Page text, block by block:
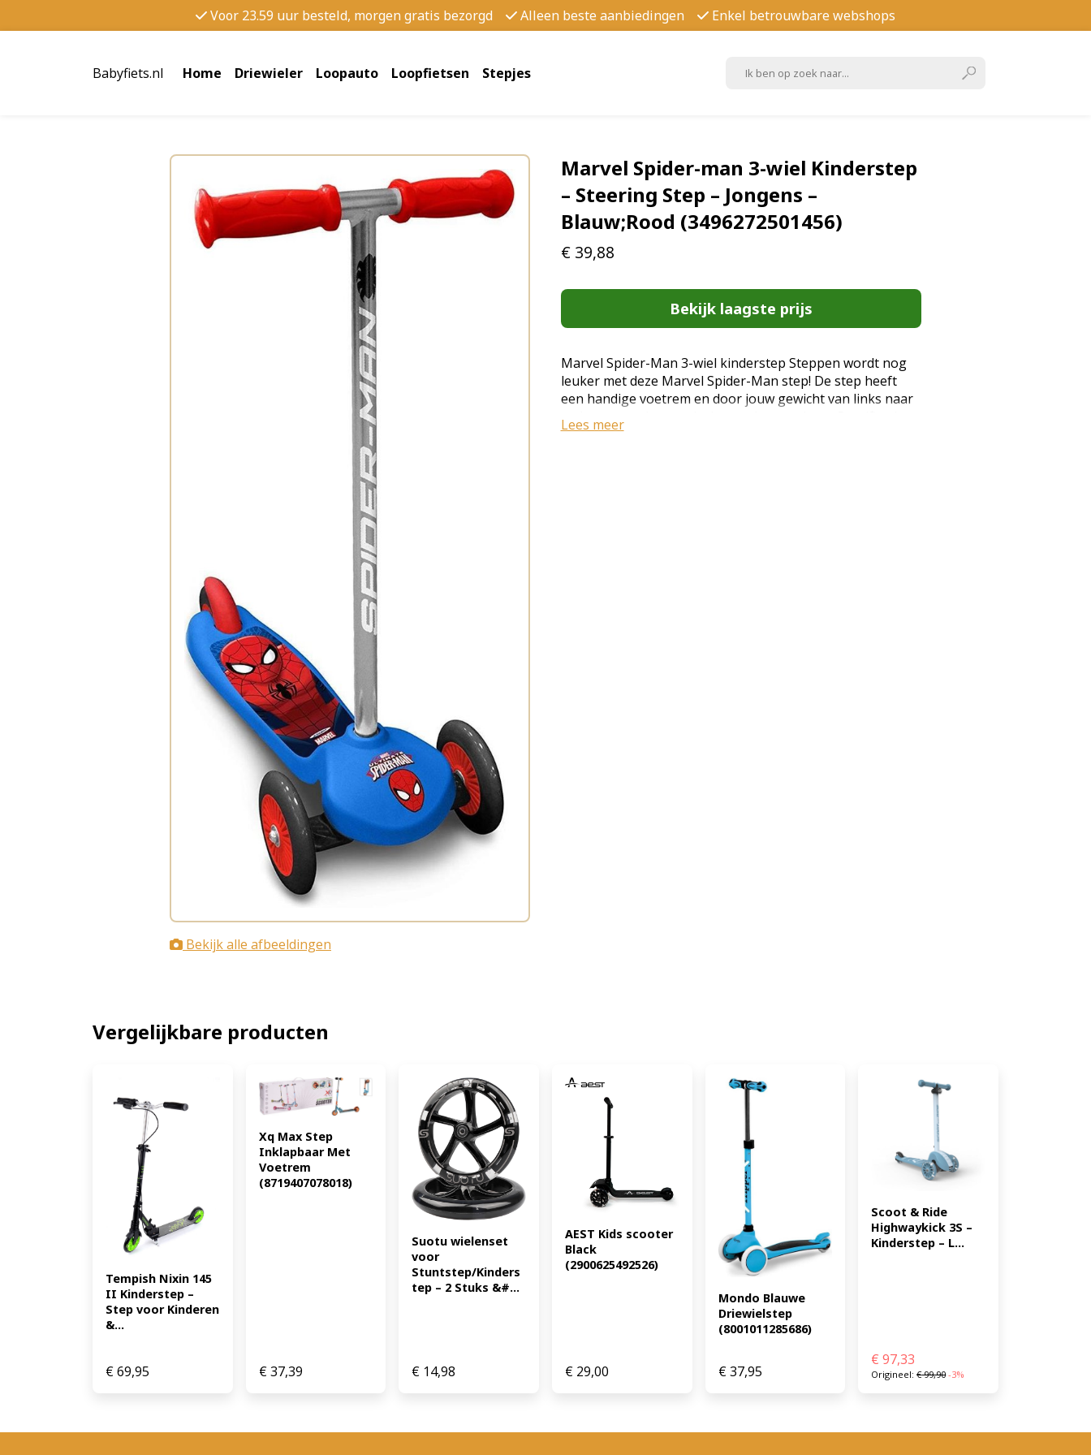
Voor 23.59 uur besteld, morgen gratis bezorgd Alleen beste aanbiedingen Enkel betrouwbare webshops
Babyfiets.nl Home Driewieler Loopauto Loopfietsen Stepjes
Bekijk alle afbeeldingen
Marvel Spider-man 3-wiel Kinderstep
– Steering Step – Jongens –
Blauw;Rood (3496272501456)
€ 39,88
Bekijk laagste prijs
Marvel Spider-Man 3-wiel kinderstep Steppen wordt nog
leuker met deze Marvel Spider-Man step! De step heeft
een handige voetrem en door jouw gewicht van links naar
rechts te verplaatsen is de step bestuurbaar. Specificaties:
Kleur: blauw/rood Geslacht: jongens Materiaal: aluminium
Lees meer
Vergelijkbare producten
Tempish Nixin 145
II Kinderstep –
Step voor Kinderen
&...
€69,95
Xq Max Step
Inklapbaar Met
Voetrem
(8719407078018)
€37,39
Suotu wielenset
voor
Stuntstep/Kinders
tep – 2 Stuks &#...
€ 14,98
AEST Kids scooter
Black
(2900625492526)
€29,00
Mondo Blauwe
Driewielstep
(8001011285686)
€37,95
Scoot & Ride
Highwaykick 3S –
Kinderstep – L...
€ 97,33
Origineel:€99,90 -3%